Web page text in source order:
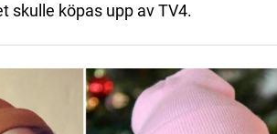
skulle köpas upp av TV4.